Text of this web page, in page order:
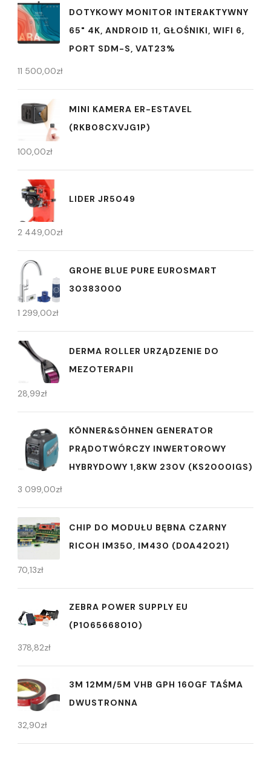
DOTYKOWY MONITOR INTERAKTYWNY
65" 4K, ANDROID 11, GŁOŚNIKI, WIFI 6,
PORT SDM-S, VAT23%
11 500,00zł
MINI KAMERA ER-ESTAVEL
(RKB08CXVJG1P)
100,00zł
LIDER JR5049
2 449,00zł
GROHE BLUE PURE EUROSMART
30383000
1 299,00zł
DERMA ROLLER URZĄDZENIE DO
MEZOTERAPII
28,99zł
KÖNNER&SÖHNEN GENERATOR
PRĄDOTWÓRCZY INWERTOROWY
HYBRYDOWY 1,8KW 230V (KS2000IGS)
3 099,00zł
CHIP DO MODUŁU BĘBNA CZARNY
RICOH IM350, IM430 (D0A42021)
70,13zł
ZEBRA POWER SUPPLY EU
(P1065668010)
378,82zł
3M 12MM/5M VHB GPH 160GF TAŚMA
DWUSTRONNA
32,90zł